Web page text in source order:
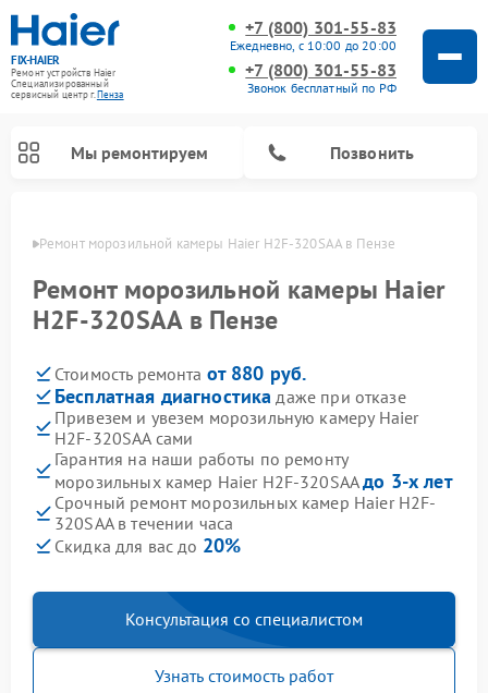
FIX-HAIER
Ремонт устройств Haier
Специализированный
cервисный центр г.Пенза
+7 (800) 301-55-83
Ежедневно, с 10:00 до 20:00
+7 (800) 301-55-83
Звонок бесплатный по РФ
Мы ремонтируем Позвонить
Ремонт морозильной камеры Haier H2F-320SAA в Пензе
Ремонт морозильной камеры Haier
H2F-320SAA в Пензе
Стоимость ремонта от 880 руб.
Бесплатная диагностика даже при отказе
Привезем и увезем морозильную камеру Haier
H2F-320SAA сами
Гарантия на наши работы по ремонту
морозильных камер Haier H2F-320SAAдо 3-х лет
Срочный ремонт морозильных камер Haier H2F-
320SAA в течении часа
Скидка для вас до 20%
Консультация со специалистом
Узнать стоимость работ